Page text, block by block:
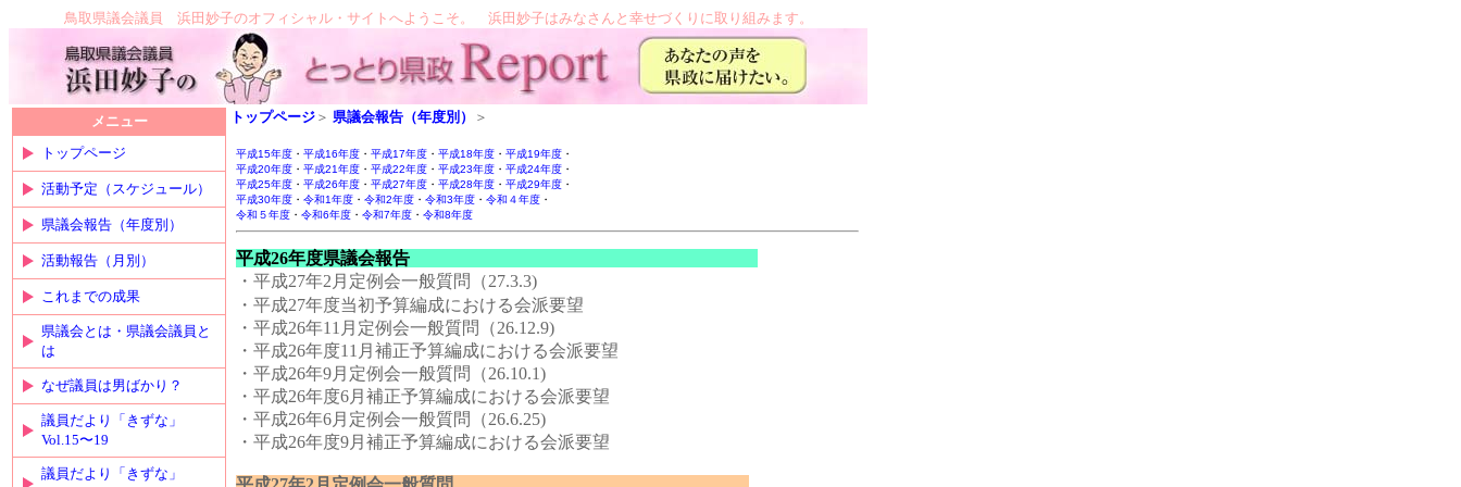
鳥取県議会議員 浜田妙子のオフィシャル・サイトへようこそ。 浜田妙子はみなさんと幸せづくりに取り組みます。
メニュー
トップページ
活動予定（スケジュール）
県議会報告（年度別）
活動報告（月別）
これまでの成果
県議会とは・県議会議員と
は
なぜ議員は男ばかり？
議員だより「きずな」
Vol.15〜19
議員だより「きずな」
トップページ ＞ 県議会報告（年度別） ＞
平成15年度 ・ 平成16年度 ・ 平成17年度 ・ 平成18年度 ・ 平成19年度 ・
平成20年度 ・ 平成21年度 ・ 平成22年度 ・ 平成23年度 ・ 平成24年度 ・
平成25年度 ・ 平成26年度 ・ 平成27年度 ・ 平成28年度 ・ 平成29年度 ・
平成30年度 ・ 令和1年度 ・ 令和2年度 ・ 令和3年度 ・ 令和４年度 ・
令和５年度 ・ 令和6年度 ・ 令和7年度 ・ 令和8年度
平成26年度県議会報告
・平成27年2月定例会一般質問（27.3.3)
・ 平成27年度当初予算編成における会派要望
・平成26年11月定例会一般質問（26.12.9)
・ 平成26年度11月補正予算編成における会派要望
・平成26年9月定例会一般質問（26.10.1)
・ 平成26年度6月補正予算編成における会派要望
・平成26年6月定例会一般質問（26.6.25)
・ 平成26年度9月補正予算編成における会派要望